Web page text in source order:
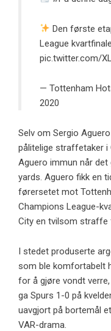
Den første
League kvartfinale.
pic.twitter.com/
— Tottenham
2020
Selv om Sergio
pålitelige straffetaker i
Aguero immun når det
yards. Aguero fikk en
førersetet mot
Champions League-
City en tvilsom straffe
I stedet produserte
som ble komfortabelt
for å gjøre vondt
ga Spurs 1-0 på
uavgjort på bortemål
VAR-drama.